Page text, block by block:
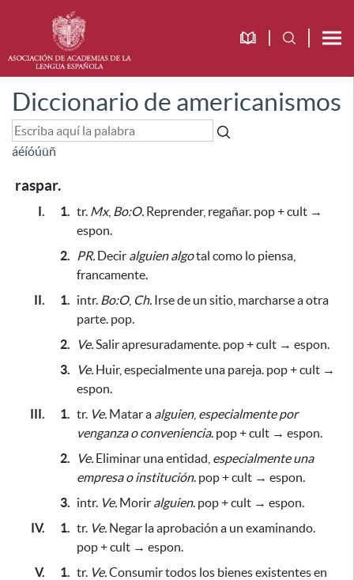
Diccionario de americanismos
áéíóúüñ
raspar.
I. 1. tr. Mx, Bo:O. Reprender, regañar. pop + cult →
espon.
2.
PR. Decir alguien algotal como lo piensa,
francamente.
II.
1. intr. Bo:O, Ch. Irse de un sitio, marcharse a otra
parte. pop.
2.
Ve.Salir apresuradamente. pop + cult → espon.
3.
Ve. Huir, especialmente una pareja. pop + cult →
espon.
III.
1. tr. Ve. Matar a alguien, especialmente por
venganza o conveniencia. pop + cult → espon.
2.
Ve. Eliminar una entidad, especialmente una
empresa o institución. pop + cult → espon.
3. intr. Ve. Morir alguien. pop + cult → espon.
IV.
1. tr. Ve. Negar la aprobación a un examinando.
pop + cult → espon.
V.
1. tr. Ve.Consumir todos los bienes existentes en